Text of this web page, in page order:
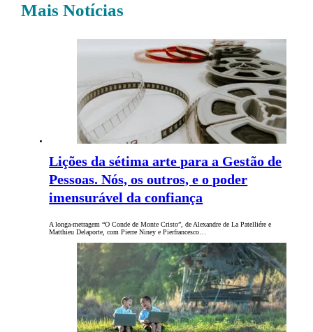
Mais Notícias
Lições da sétima arte para a Gestão de
Pessoas. Nós, os outros, e o poder
imensurável da confiança
A longa-metragem “O Conde de Monte Cristo”, de Alexandre de La Patelliére e
Matthieu Delaporte, com Pierre Niney e Pierfrancesco…